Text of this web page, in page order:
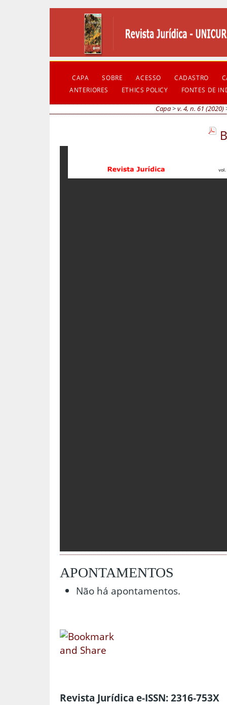
CAPA SOBRE ACESSO CADASTRO
ANTERIORES
ETHICS POLICY FONTES DE
Capa>v. 4, n. 61 (2020)
APONTAMENTOS
Não há apontamentos.
Revista Jurídica e-ISSN: 2316-753X